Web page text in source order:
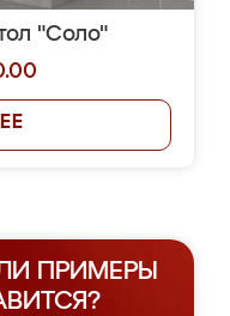
"Соло"
ПРИМЕРЫ